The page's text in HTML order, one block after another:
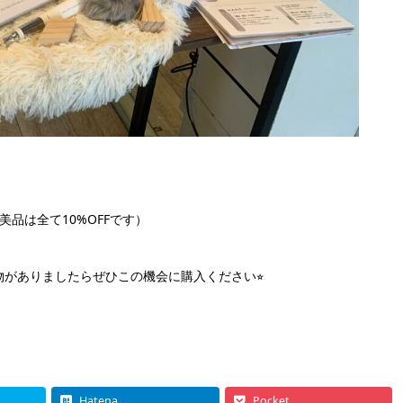
は全て10%OFFです）
ありましたらぜひこの機会に購入ください⭐︎